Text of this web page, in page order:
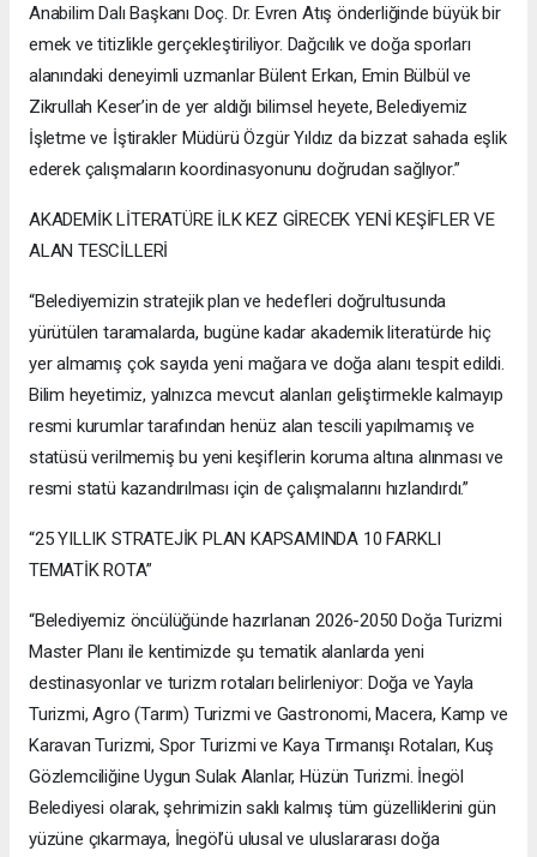
Anabilim Dalı Başkanı Doç. Dr. Evren Atış önderliğinde büyük bir
emek ve titizlikle gerçekleştiriliyor. Dağcılık ve doğa sporları
alanındaki deneyimli uzmanlar Bülent Erkan, Emin Bülbül ve
Zikrullah Keser’in de yer aldığı bilimsel heyete, Belediyemiz
İşletme ve İştirakler Müdürü Özgür Yıldız da bizzat sahada eşlik
ederek çalışmaların koordinasyonunu doğrudan sağlıyor.”
AKADEMİK LİTERATÜRE İLK KEZ GİRECEK YENİ KEŞİFLER VE
ALAN TESCİLLERİ
“Belediyemizin stratejik plan ve hedefleri doğrultusunda
yürütülen taramalarda, bugüne kadar akademik literatürde hiç
yer almamış çok sayıda yeni mağara ve doğa alanı tespit edildi.
Bilim heyetimiz, yalnızca mevcut alanları geliştirmekle kalmayıp
resmi kurumlar tarafından henüz alan tescili yapılmamış ve
statüsü verilmemiş bu yeni keşiflerin koruma altına alınması ve
resmi statü kazandırılması için de çalışmalarını hızlandırdı.”
“25 YILLIK STRATEJİK PLAN KAPSAMINDA 10 FARKLI
TEMATİK ROTA”
“Belediyemiz öncülüğünde hazırlanan 2026-2050 Doğa Turizmi
Master Planı ile kentimizde şu tematik alanlarda yeni
destinasyonlar ve turizm rotaları belirleniyor: Doğa ve Yayla
Turizmi, Agro (Tarım) Turizmi ve Gastronomi, Macera, Kamp ve
Karavan Turizmi, Spor Turizmi ve Kaya Tırmanışı Rotaları, Kuş
Gözlemciliğine Uygun Sulak Alanlar, Hüzün Turizmi. İnegöl
Belediyesi olarak, şehrimizin saklı kalmış tüm güzelliklerini gün
yüzüne çıkarmaya, İnegöl’ü ulusal ve uluslararası doğa